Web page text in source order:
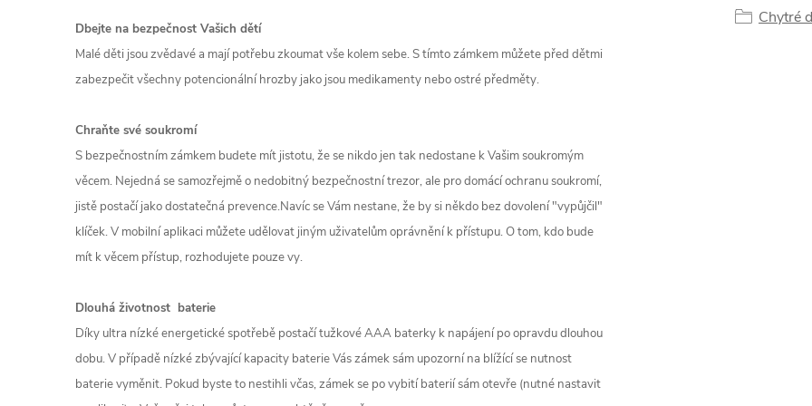
Dbejte na bezpečnost Vašich dětí
Malé děti jsou zvědavé a mají potřebu zkoumat vše kolem sebe. S tímto zámkem můžete před dětmi
zabezpečit všechny potencionální hrozby jako jsou medikamenty nebo ostré předměty.
Chraňte své soukromí
S bezpečnostním zámkem budete mít jistotu, že se nikdo jen tak nedostane k Vašim soukromým
věcem. Nejedná se samozřejmě o nedobitný bezpečnostní trezor, ale pro domácí ochranu soukromí,
jistě postačí jako dostatečná prevence.Navíc se Vám nestane, že by si někdo bez dovolení "vypůjčil"
klíček. V mobilní aplikaci můžete udělovat jiným uživatelům oprávnění k přístupu. O tom, kdo bude
mít k věcem přístup, rozhodujete pouze vy.
Dlouhá životnost baterie
Díky ultra nízké energetické spotřebě postačí tužkové AAA baterky k napájení po opravdu dlouhou
dobu. V případě nízké zbývající kapacity baterie Vás zámek sám upozorní na blížící se nutnost
baterie vyměnit. Pokud byste to nestihli včas, zámek se po vybití baterií sám otevře (nutné nastavit
Chytré